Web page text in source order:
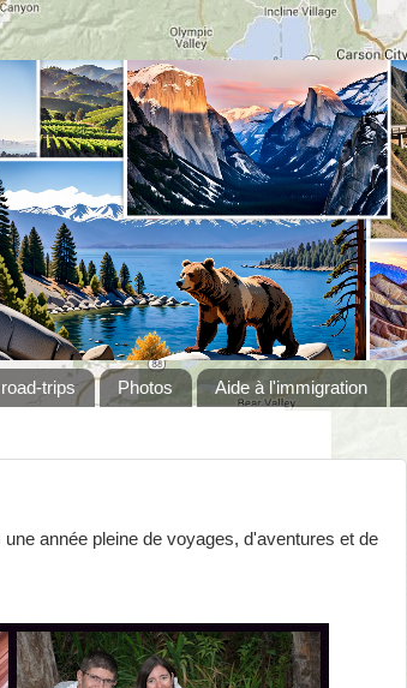
trips Photos Aide à l'immigration
année pleine de voyages, d'aventures et de